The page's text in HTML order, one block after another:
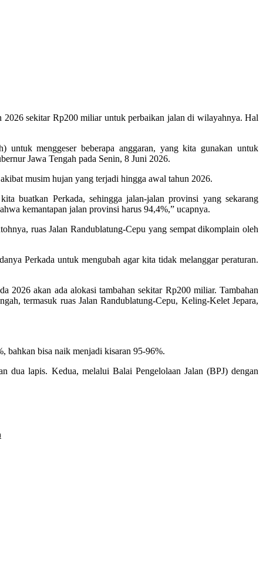
sekitar Rp200 miliar untuk perbaikan jalan di wilayahnya. Hal
untuk menggeser beberapa anggaran, yang kita gunakan untuk
Jawa Tengah pada Senin, 8 Juni 2026.
musim hujan yang terjadi hingga awal tahun 2026.
buatkan Perkada, sehingga jalan-jalan provinsi yang sekarang
kemantapan jalan provinsi harus 94,4%,” ucapnya.
ruas Jalan Randublatung-Cepu yang sempat dikomplain oleh
Perkada untuk mengubah agar kita tidak melanggar peraturan.
2026 akan ada alokasi tambahan sekitar Rp200 miliar. Tambahan
termasuk ruas Jalan Randublatung-Cepu, Keling-Kelet Jepara,
bahkan bisa naik menjadi kisaran 95-96%.
dua lapis. Kedua, melalui Balai Pengelolaan Jalan (BPJ) dengan